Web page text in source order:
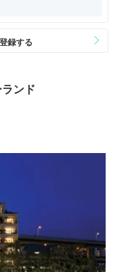
ンド